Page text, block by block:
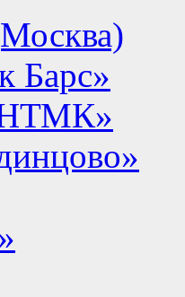
Барс»
НТМК»